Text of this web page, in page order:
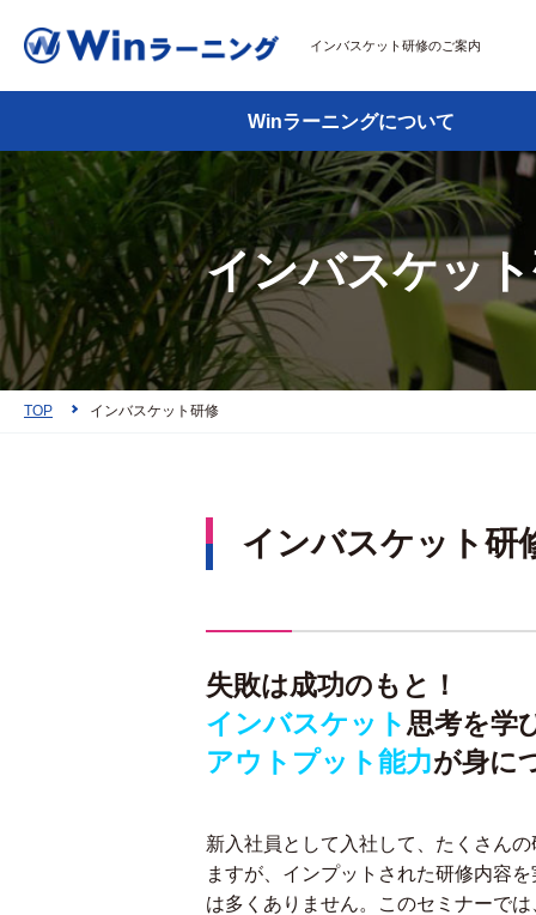
インバスケット研修のご案内
Winラーニングについて
インバスケッ
TOP インバスケット研修
インバスケット研
失敗は成功のもと！
インバスケット 思考を学
アウトプット能力が身に
新入社員として入社して、たくさん
ますが、インプットされた研修内容
は多くありません。このセミナーで